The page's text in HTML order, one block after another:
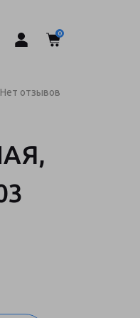
0
Нет отзывов